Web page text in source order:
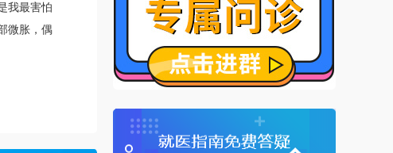
我最害怕
微胀，偶